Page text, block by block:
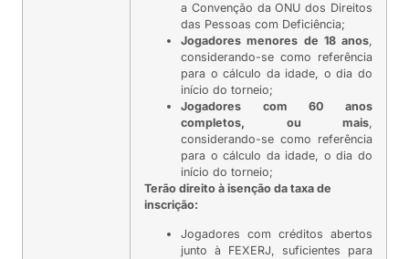
a Convenção da ONU dos Direitos
das Pessoas com Deficiência;
Jogadores menores de 18 anos
considerando-se como referência
para o cálculo da idade, o dia do
início do torneio;
Jogadores com 60 anos
completos, ou mais
considerando-se como referência
para o cálculo da idade, o dia do
início do torneio;
Terão direito à isenção da taxa de
inscrição:
Jogadores com créditos abertos
junto à FEXERJ, suficientes para